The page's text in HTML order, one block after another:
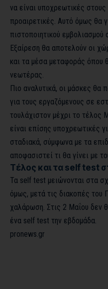
να είναι υποχρεωτικές
προαιρετικές. Αυτό όμως θα
πιστοποιητικού εμβολιασμού
Εξαίρεση θα αποτελούν οι
και τα μέσα μεταφοράς όπου
νεωτέρας.
Πιο αναλυτικά, οι μάσκες θα
για τους εργαζόμενους σε
τουλάχιστον μέχρι το τέλος
είναι επίσης υποχρεωτικές
σταδιακά, σύμφωνα με τα
αποφασιστεί τι θα γίνει με
Τέλος και τα self test
Τα self test μειώνονται στα
όμως, μετά τις διακοπές του
χαλάρωση. Στις 2 Μαΐου δεν
ένα self test την εβδομάδα.
pronews.gr